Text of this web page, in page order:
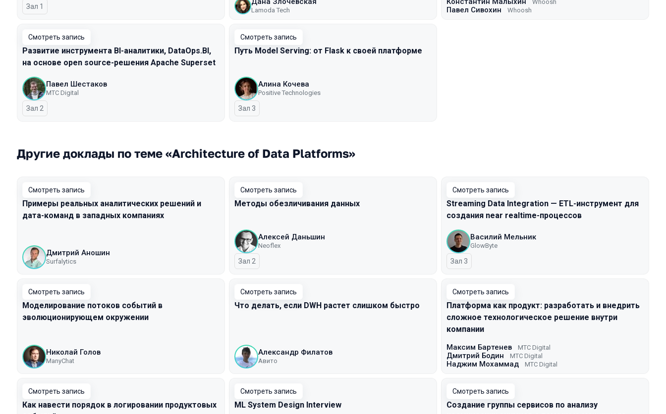
Зал 1 Lamoda Tech
Whoosh
Павел Сивохин Whoosh
Смотреть запись
Развитие инструмента BI-аналитики, DataOps.BI,
на основе open source-решения Apache Superset
Павел Шестаков
МТС Digital
Зал 2
Смотреть запись
Путь Model Serving: от Flask к своей платформе
Алина Кочева
Positive Technologies
Зал 3
Другие доклады по теме «Architecture of Data Platforms»
Смотреть запись
Примеры реальных аналитических решений и
дата-команд в западных компаниях
Дмитрий Аношин
Surfalytics
Смотреть запись
Методы обезличивания данных
Алексей Даньшин
Neoflex
Зал 2
Смотреть запись
Streaming Data Integration — ETL-инструмент для
создания near realtime-процессов
Василий Мельник
GlowByte
Зал 3
Смотреть запись
Моделирование потоков событий в
эволюционирующем окружении
Николай Голов
ManyChat
Смотреть запись
Что делать, если DWH растет слишком быстро
Александр Филатов
Авито
Смотреть запись
Платформа как продукт: разработать и внедрить
сложное технологическое решение внутри
компании
Максим Бартенев МТС Digital
Дмитрий Бодин МТС Digital
Наджим Мохаммад МТС Digital
Смотреть запись
Как навести порядок в логировании продуктовых
Смотреть запись
ML System Design Interview
Смотреть запись
Создание группы сервисов по анализу